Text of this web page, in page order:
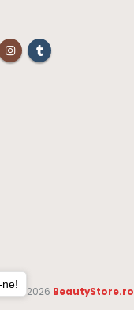
2026 BeautyStore.ro